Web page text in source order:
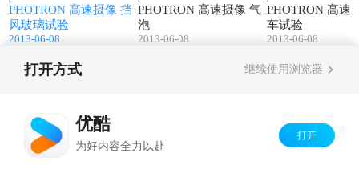
PHOTRON 高速摄像 挡
风玻璃试验
2013-06-08
PHOTRON 高速摄像 气
泡
2013-06-08
PHOTRON 高速摄像 台
车试验
2013-06-08
打开方式 继续使用浏览器
优酷
为好内容全力以赴
打开